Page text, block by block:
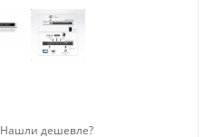
Нашли дешевле?